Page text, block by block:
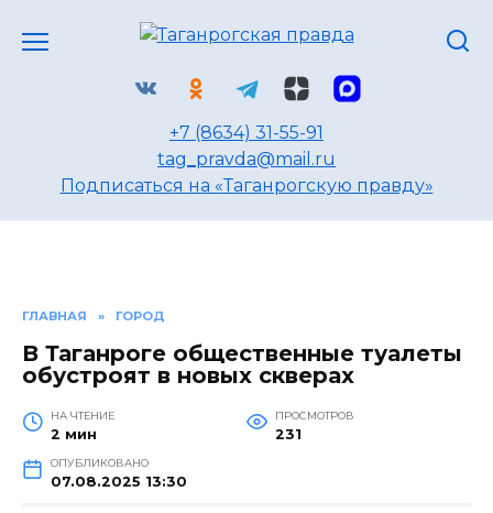
+7 (8634) 31-55-91
tag_pravda@mail.ru
Подписаться на «Таганрогскую правду»
ГЛАВНАЯ » ГОРОД
В Таганроге общественные туалеты
обустроят в новых скверах
НА ЧТЕНИЕ
2 мин
ПРОСМОТРОВ
231
ОПУБЛИКОВАНО
07.08.2025 13:30